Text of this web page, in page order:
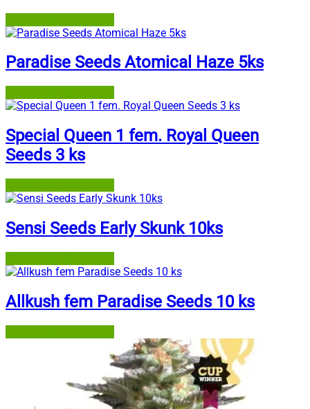
Paradise Seeds Atomical Haze 5ks
Special Queen 1 fem. Royal Queen
Seeds 3 ks
Sensi Seeds Early Skunk 10ks
Allkush fem Paradise Seeds 10 ks